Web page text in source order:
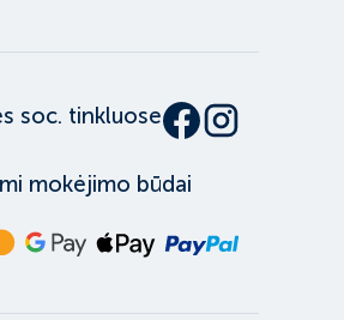
soc. tinkluose
mokėjimo būdai